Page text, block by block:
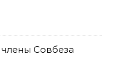
Совбеза